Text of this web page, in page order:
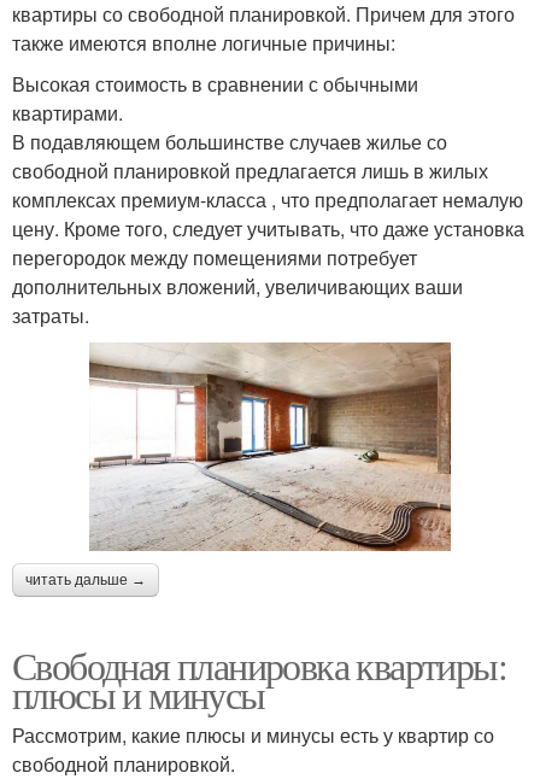
квартиры со свободной планировкой. Причем для этого
также имеются вполне логичные причины:
Высокая стоимость в сравнении с обычными
квартирами.
В подавляющем большинстве случаев жилье со
свободной планировкой предлагается лишь в жилых
комплексах премиум-класса , что предполагает немалую
цену. Кроме того, следует учитывать, что даже установка
перегородок между помещениями потребует
дополнительных вложений, увеличивающих ваши
затраты.
читать дальше →
Свободная планировка квартиры:
плюсы и минусы
Рассмотрим, какие плюсы и минусы есть у квартир со
свободной планировкой.